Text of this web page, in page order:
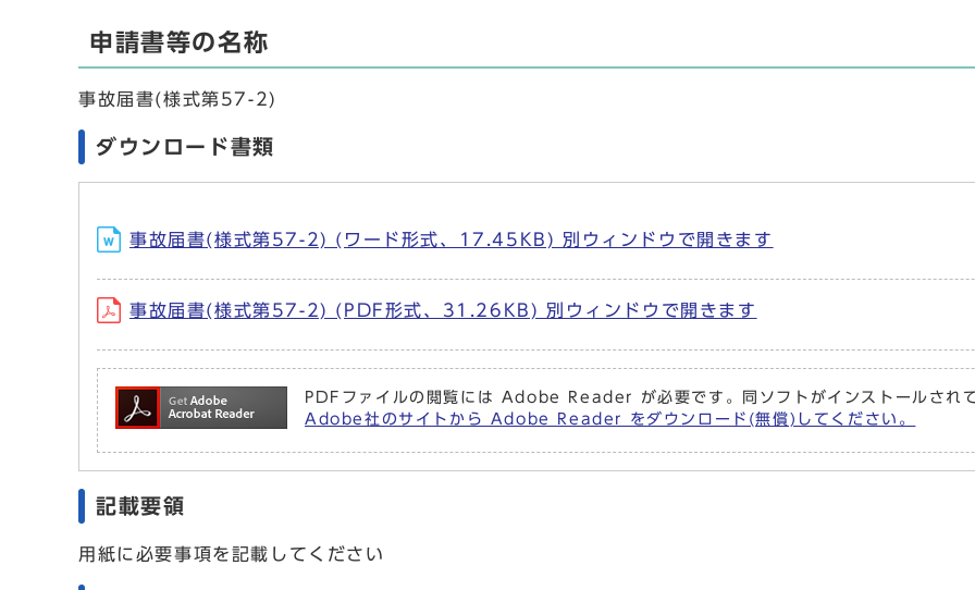
申請書等の名称
事故届書(様式第57-2)
ダウンロード書類
事故届書(様式第57-2) (ワード形式、17.45KB) 別ウィンドウで開きます
事故届書(様式第57-2) (PDF形式、31.26KB) 別ウィンドウで開きます
PDFファイルの閲覧には Adobe Reader が必要です。同ソフトがインストールされ
Adobe社のサイトから Adobe Reader をダウンロード(無償)してください。
記載要領
用紙に必要事項を記載してください